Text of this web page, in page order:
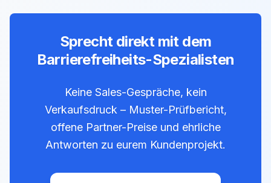
Sprecht direkt mit dem
Barrierefreiheits-Spezialisten
Keine Sales-Gespräche, kein
Verkaufsdruck – Muster-Prüfbericht,
offene Partner-Preise und ehrliche
Antworten zu eurem Kundenprojekt.